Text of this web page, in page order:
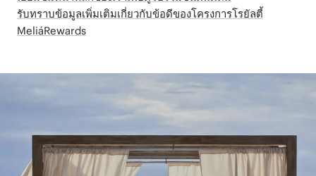
รับทราบข้อมูลเพิ่มเติมเกี่ยวกับข้อดีของโครงการโรยัลตี้
MeliáRewards